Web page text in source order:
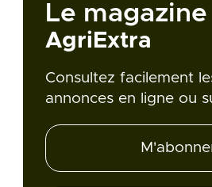
Le magazine
AgriExtra
Consultez facilement
annonces en ligne ou